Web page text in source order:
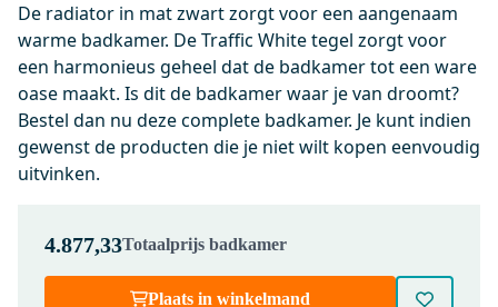
Ruimtebesparend Sifon Wit
Rond
0,-
ledverlichting | zwart 80x70cm
Morgen in huis
0,-
De radiator in mat zwart zorgt voor een aangenaam
warme badkamer. De Traffic White tegel zorgt voor
een harmonieus geheel dat de badkamer tot een ware
oase maakt. Is dit de badkamer waar je van droomt?
Bestel dan nu deze complete badkamer. Je kunt indien
gewenst de producten die je niet wilt kopen eenvoudig
uitvinken.
4.877,33Totaalprijs badkamer
Plaats in winkelmand